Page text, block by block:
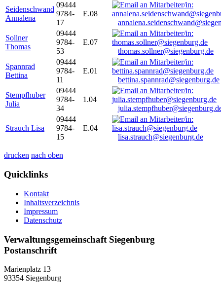
Seidenschwand
Annalena
09444
9784-
17
E.08
Sollner
Thomas
09444
9784-
53
E.07
thomas.sollner@siegenburg.de
Spannrad
Bettina
09444
9784-
11
E.01
bettina.spannrad@siegenburg.de
Stempfhuber
Julia
09444
9784-
34
1.04
Strauch Lisa
09444
9784-
15
E.04
lisa.strauch@siegenburg.de
drucken nach oben
Quicklinks
Kontakt
Inhaltsverzeichnis
Impressum
Datenschutz
Verwaltungsgemeinschaft Siegenburg
Postanschrift
Marienplatz 13
93354 Siegenburg